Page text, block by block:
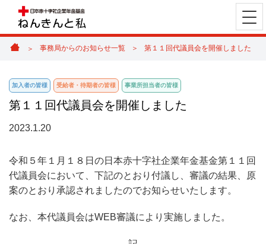
事務局からのお知らせ一覧 第１１回代議員会を開催しました
加入者の皆様 受給者・待期者の皆様 事業所担当者の皆様
第１１回代議員会を開催しました
2023.1.20
令和５年１月１８日の日本赤十字社企業年金基金第１１回
代議員会において、下記のとおり付議し、審議の結果、原
案のとおり承認されましたのでお知らせいたします。
なお、本代議員会はWEB審議により実施しました。